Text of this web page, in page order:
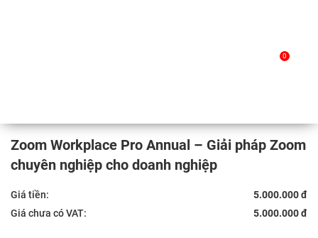
0
Zoom Workplace Pro Annual – Giải pháp Zoom
chuyên nghiệp cho doanh nghiệp
Giá tiền:
5.000.000 đ
Giá chưa có VAT:
5.000.000 đ